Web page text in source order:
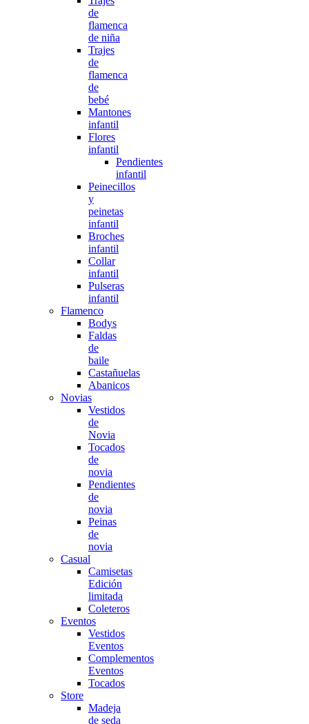
de
flamenca
de niña
Trajes
de
flamenca
de
bebé
Mantones
infantil
Flores
infantil
Pendientes
infantil
Peinecillos
y
peinetas
infantil
Broches
infantil
Collar
infantil
Pulseras
infantil
Flamenco
Bodys
Faldas
de
baile
Castañuelas
Abanicos
Novias
Vestidos
de
Novia
Tocados
de
novia
Pendientes
de
novia
Peinas
de
novia
Casual
Camisetas
Edición
limitada
Coleteros
Eventos
Vestidos
Eventos
Complementos
Eventos
Tocados
Store
Madeja
de seda